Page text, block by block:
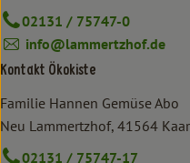
02131 / 75747-0
info@lammertzhof.de
Kontakt Ökokiste
Familie Hannen Gemüse Abo
Neu Lammertzhof, 41564
02131 / 75747-17